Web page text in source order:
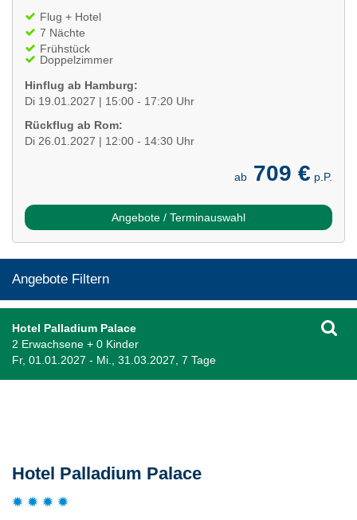
Flug + Hotel
7 Nächte
Frühstück
Doppelzimmer
Hinflug ab Hamburg:
Di 19.01.2027 | 15:00 - 17:20 Uhr
Rückflug ab Rom:
Di 26.01.2027 | 12:00 - 14:30 Uhr
ab 709 € p.P.
Angebote / Terminauswahl
Angebote Filtern
Hotel Palladium Palace
2 Erwachsene + 0 Kinder
Fr, 01.01.2027 - Mi., 31.03.2027, 7 Tage
Hotel Palladium Palace